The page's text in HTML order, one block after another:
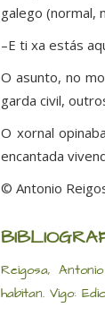
galego (normal,
–E ti xa estás
O asunto, no
garda civil,
O xornal
encantada
© Antonio
Reigosa,
habitan. Vigo: